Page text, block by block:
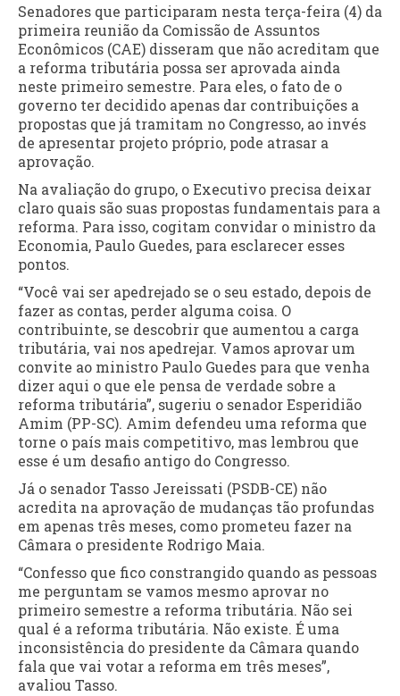
Senadores que participaram nesta terça-feira (4) da
primeira reunião da Comissão de Assuntos
Econômicos (CAE) disseram que não acreditam que
a reforma tributária possa ser aprovada ainda
neste primeiro semestre. Para eles, o fato de o
governo ter decidido apenas dar contribuições a
propostas que já tramitam no Congresso, ao invés
de apresentar projeto próprio, pode atrasar a
aprovação.
Na avaliação do grupo, o Executivo precisa deixar
claro quais são suas propostas fundamentais para a
reforma. Para isso, cogitam convidar o ministro da
Economia, Paulo Guedes, para esclarecer esses
pontos.
“Você vai ser apedrejado se o seu estado, depois de
fazer as contas, perder alguma coisa. O
contribuinte, se descobrir que aumentou a carga
tributária, vai nos apedrejar. Vamos aprovar um
convite ao ministro Paulo Guedes para que venha
dizer aqui o que ele pensa de verdade sobre a
reforma tributária”, sugeriu o senador Esperidião
Amim (PP-SC). Amim defendeu uma reforma que
torne o país mais competitivo, mas lembrou que
esse é um desafio antigo do Congresso.
Já o senador Tasso Jereissati (PSDB-CE) não
acredita na aprovação de mudanças tão profundas
em apenas três meses, como prometeu fazer na
Câmara o presidente Rodrigo Maia.
“Confesso que fico constrangido quando as pessoas
me perguntam se vamos mesmo aprovar no
primeiro semestre a reforma tributária. Não sei
qual é a reforma tributária. Não existe. É uma
inconsistência do presidente da Câmara quando
fala que vai votar a reforma em três meses”,
avaliou Tasso.